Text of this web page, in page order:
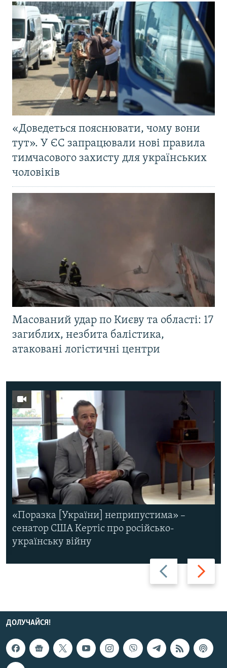
«Доведеться пояснювати, чому вони
тут». У ЄС запрацювали нові правила
тимчасового захисту для українських
чоловіків
Масований удар по Києву та області: 17
загиблих, незбита балістика,
атаковані логістичні центри
Назад Вперед
«Поразка [України] неприпустима» –
сенатор США Кертіс про російсько-
українську війну
ДОЛУЧАЙСЯ!